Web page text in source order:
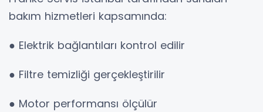
bakım hizmetleri kapsamında:
● Elektrik bağlantıları kontrol edilir
● Filtre temizliği gerçekleştirilir
● Motor performansı ölçülür